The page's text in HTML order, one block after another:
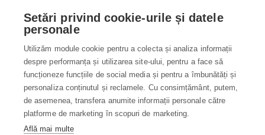
Cum cumpăr
Contact
Contactați-ne
info@robotworld.ro
031 22 97 010
Setări privind cookie-urile și datele
personale
Utilizăm module cookie pentru a colecta și analiza informații
despre performanța și utilizarea site-ului, pentru a face să
funcționeze funcțiile de social media și pentru a îmbunătăți și
personaliza conținutul și reclamele. Cu consimțământ, putem,
de asemenea, transfera anumite informații personale către
platforme de marketing în scopuri de marketing.
Află mai multe